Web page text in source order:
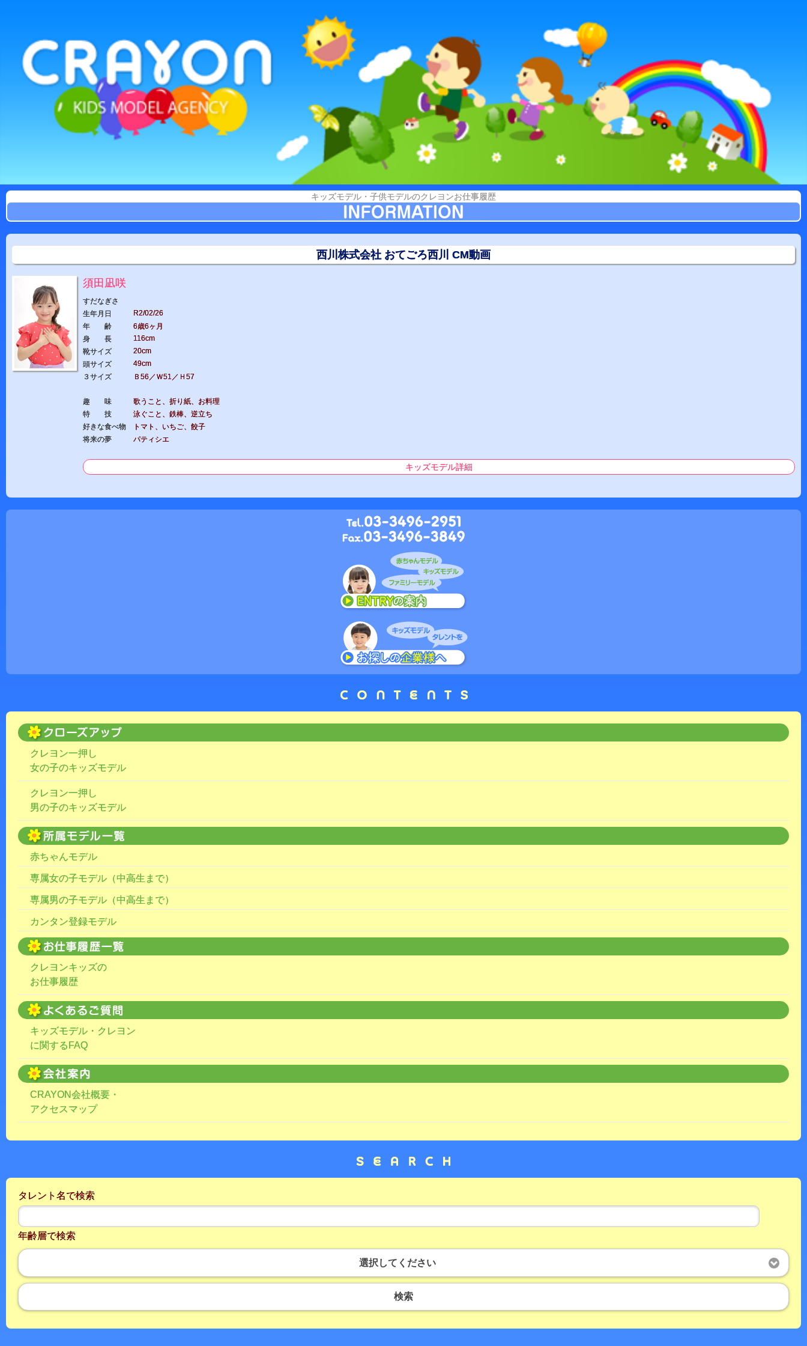
キッズモデル・子供モデルのクレヨンお仕事履歴
西川株式会社 おてごろ西川 CM動画
須田凪咲
すだなぎさ
生年月日
R2/02/26
年 齢
6歳6ヶ月
身 長
116cm
靴サイズ
20cm
頭サイズ
49cm
３サイズ
Ｂ56／Ｗ51／Ｈ57
趣 味
歌うこと、折り紙、お料理
特 技
泳ぐこと、鉄棒、逆立ち
好きな食べ物
トマト、いちご、餃子
将来の夢
パティシエ
キッズモデル詳細
クレヨン一押し
女の子のキッズモデル
クレヨン一押し
男の子のキッズモデル
赤ちゃんモデル
専属女の子モデル（中高生まで）
専属男の子モデル（中高生まで）
カンタン登録モデル
クレヨンキッズの
お仕事履歴
キッズモデル・クレヨン
に関するFAQ
CRAYON会社概要・
アクセスマップ
タレント名で検索
年齢層で検索
選択してください
検索